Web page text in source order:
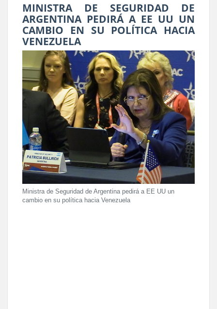
MINISTRA DE SEGURIDAD DE
ARGENTINA PEDIRÁ A EE UU UN
CAMBIO EN SU POLÍTICA HACIA
VENEZUELA
Ministra de Seguridad de Argentina pedirá a EE UU un
cambio en su política hacia Venezuela